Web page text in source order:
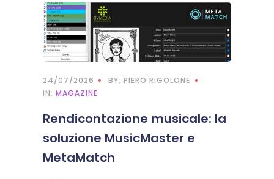
24/07/2026
BY: PIERO RIGOLONE
IN: MAGAZINE
Rendicontazione musicale: la
soluzione MusicMaster e
MetaMatch